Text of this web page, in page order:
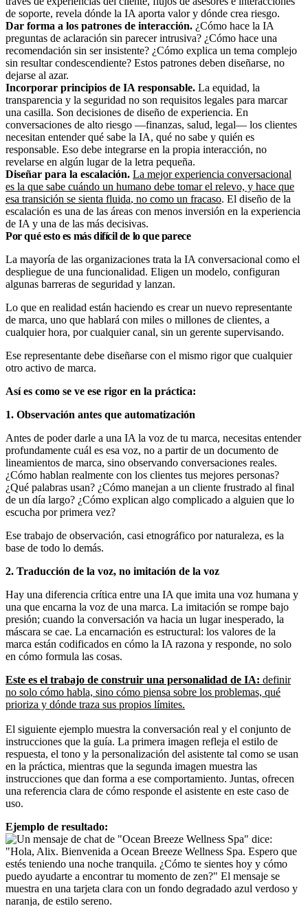
de soporte, revela dónde la IA aporta valor y dónde crea riesgo.
Dar forma a los patrones de interacción. ¿Cómo hace la IA
preguntas de aclaración sin parecer intrusiva? ¿Cómo hace una
recomendación sin ser insistente? ¿Cómo explica un tema complejo
sin resultar condescendiente? Estos patrones deben diseñarse, no
dejarse al azar.
Incorporar principios de IA responsable. La equidad, la
transparencia y la seguridad no son requisitos legales para marcar
una casilla. Son decisiones de diseño de experiencia. En
conversaciones de alto riesgo —finanzas, salud, legal— los clientes
necesitan entender qué sabe la IA, qué no sabe y quién es
responsable. Eso debe integrarse en la propia interacción, no
revelarse en algún lugar de la letra pequeña.
Diseñar para la escalación. La mejor experiencia conversacional
es la que sabe cuándo un humano debe tomar el relevo, y hace que
esa transición se sienta fluida, no como un fracaso. El diseño de la
escalación es una de las áreas con menos inversión en la experiencia
de IA y una de las más decisivas.
Por qué esto es más difícil de lo que parece
La mayoría de las organizaciones trata la IA conversacional como el
despliegue de una funcionalidad. Eligen un modelo, configuran
algunas barreras de seguridad y lanzan.
Lo que en realidad están haciendo es crear un nuevo representante
de marca, uno que hablará con miles o millones de clientes, a
cualquier hora, por cualquier canal, sin un gerente supervisando.
Ese representante debe diseñarse con el mismo rigor que cualquier
otro activo de marca.
Así es como se ve ese rigor en la práctica:
1. Observación antes que automatización
Antes de poder darle a una IA la voz de tu marca, necesitas entender
profundamente cuál es esa voz, no a partir de un documento de
lineamientos de marca, sino observando conversaciones reales.
¿Cómo hablan realmente con los clientes tus mejores personas?
¿Qué palabras usan? ¿Cómo manejan a un cliente frustrado al final
de un día largo? ¿Cómo explican algo complicado a alguien que lo
escucha por primera vez?
Ese trabajo de observación, casi etnográfico por naturaleza, es la
base de todo lo demás.
2. Traducción de la voz, no imitación de la voz
Hay una diferencia crítica entre una IA que imita una voz humana y
una que encarna la voz de una marca. La imitación se rompe bajo
presión; cuando la conversación va hacia un lugar inesperado, la
máscara se cae. La encarnación es estructural: los valores de la
marca están codificados en cómo la IA razona y responde, no solo
en cómo formula las cosas.
Este es el trabajo de construir una personalidad de IA: definir
no solo cómo habla, sino cómo piensa sobre los problemas, qué
prioriza y dónde traza sus propios límites.
El siguiente ejemplo muestra la conversación real y el conjunto de
instrucciones que la guía. La primera imagen refleja el estilo de
respuesta, el tono y la personalización del asistente tal como se usan
en la práctica, mientras que la segunda imagen muestra las
instrucciones que dan forma a ese comportamiento. Juntas, ofrecen
una referencia clara de cómo responde el asistente en este caso de
uso.
Ejemplo de resultado: